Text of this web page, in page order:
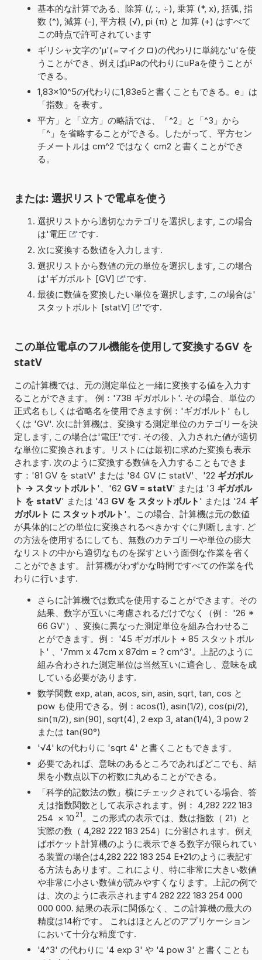
基本的な計算である、除算 (/, :, ÷), 乗算 (*, x), 括弧, 指
数 (^), 減算 (-), 平方根 (√), pi (π) と 加算 (+) はすべて
この時点で許可されています
ギリシャ文字の'μ'(=マイクロ)の代わりに単純な'u'を使
うことができ、例えばµPaの代わりにuPaを使うことが
できる。
1,83×10^5の代わりに1,83e5と書くこともできる。e」は
「指数」を表す。
平方」と「立方」の略語では、「^2」と「^3」から
「^」を省略することができる。したがって、平方セン
チメートルは cm^2 ではなく cm2 と書くことができ
る。
または: 選択リストで電卓を使う
選択リストから適切なカテゴリを選択します, この場合
は'電圧
'です.
次に変換する数値を入力します.
選択リストから数値の元の単位を選択します, この場合
は'ギガボルト [GV]
'です.
最後に数値を変換したい単位を選択します, この場合は'
スタットボルト [statV]
'です.
この単位電卓のフル機能を使用して変換するGV を
statV
この計算機では、元の測定単位と一緒に変換する値を入力す
ることができます。 例：'738 ギガボルト'. その場合、単位の
正式名もしくは省略名を使用できます例：'ギガボルト' もし
くは 'GV'. 次に計算機は、変換する測定単位のカテゴリーを決
定します, この場合は'電圧'です. その後、入力された値が適切
な単位に変換されます。リストには最初に求めた変換も表示
されます. 次のように変換する数値を入力することもできま
す：'81 GV を statV' または '84 GV に statV'、'22 ギガボル
ト -> スタットボルト '、'62 GV = statV' または '3 ギガボル
ト を statV' または '43 GV を スタットボルト ' または '24 ギ
ガボルト に スタットボルト '。この場合、計算機は元の数値
が具体的にどの単位に変換されるべきかすぐに判断します. ど
の方法を使用するにしても、無数のカテゴリーや単位の膨大
なリストの中から適切なものを探すという面倒な作業を省く
ことができます。 計算機がわずかな時間ですべての作業を代
わりに行います.
さらに計算機では数式を使用することができます。その
結果、数字が互いに考慮されるだけでなく（例： '26 *
66 GV'）、変換に異なった測定単位を組み合わせるこ
とができます。例： '45 ギガボルト + 85 スタットボル
ト' 、'7mm x 47cm x 87dm = ? cm^3'。上記のように
組み合わされた測定単位は当然互いに適合し、意味を成
している必要があります.
数学関数 exp, atan, acos, sin, asin, sqrt, tan, cos と
pow も使用できる。例：acos(1), asin(1/2), cos(pi/2),
sin(π/2), sin(90), sqrt(4), 2 exp 3, atan(1/4), 3 pow 2
または tan(90°)
'√4' kの代わりに 'sqrt 4' と書くこともできます。
必要であれば、意味のあるところであればどこでも、結
果を小数点以下の桁数に丸めることができる。
「科学的記数法の数」横にチェックされている場合、答
えは指数関数として表示されます。例： 4,282 222 183
254 × 10 21 。この形式の表示では、数は指数（ 21）と
実際の数（ 4,282 222 183 254）に分割されます。例え
ばポケット計算機のように表示できる数字が限られてい
る装置の場合は4,282 222 183 254 E+21のように表記す
る方法もあります。これにより、特に非常に大きい数値
や非常に小さい数値が読みやすくなります。上記の例で
は、次のように表示されます4 282 222 183 254 000
000 000. 結果の表示に関係なく、この計算機の最大の
精度は14桁です。 これはほとんどのアプリケーション
において十分な精度です.
'4^3' の代わりに '4 exp 3' や '4 pow 3' と書くことも